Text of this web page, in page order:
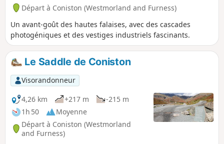
Départ à Coniston (Westmorland and Furness)
Un avant-goût des hautes falaises, avec des cascades
photogéniques et des vestiges industriels fascinants.
Le Saddle de Coniston
Visorandonneur
4,26 km
+217 m
-215 m
1h 50
Moyenne
Départ à Coniston (Westmorland
and Furness)